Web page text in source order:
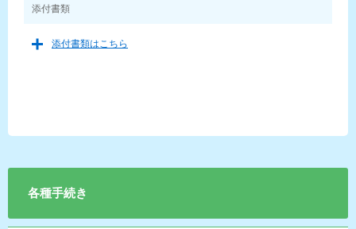
添付書類
添付書類はこちら
各種手続き